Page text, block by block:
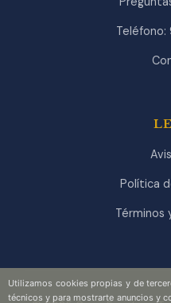
Utilizamos cookies propias y de
técnicos y para mostrarte anuncios y
Teléfono:
Política
Términos